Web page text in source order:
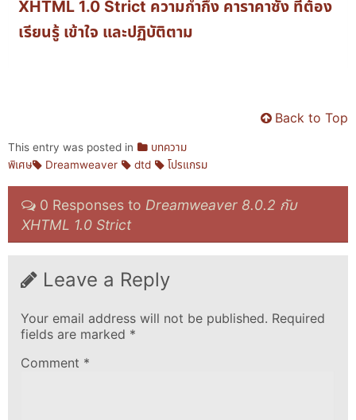
XHTML 1.0 Strict ความก้ำกึ่ง คาราคาซัง ที่ต้อง
เรียนรู้ เข้าใจ และปฏิบัติตาม
Back to Top
This entry was posted in
บทความ
พิเศษ
Dreamweaver dtd โปรแกรม
0 Responses to Dreamweaver 8.0.2 กับ
XHTML 1.0 Strict
Leave a Reply
Your email address will not be published. Required
fields are marked *
Comment *